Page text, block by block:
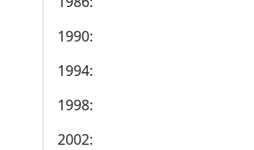
1990:
1994:
1998:
2002: